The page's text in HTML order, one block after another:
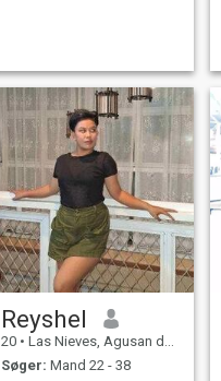
Reyshel
20 • Las Nieves, Agusan del Norte, Filippinerne
Søger: Mand 22 - 38